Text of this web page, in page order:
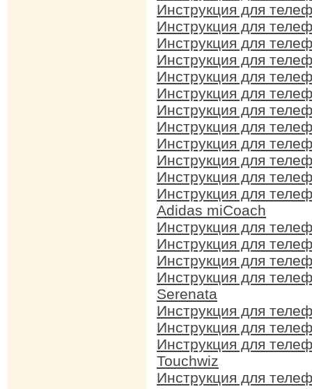
Инструкция для
Инструкция для
Инструкция для
Инструкция для
Инструкция для
Инструкция для
Инструкция для
Инструкция для
Инструкция для
Инструкция для
Инструкция для
Инструкция для
Adidas miCoach
Инструкция для
Инструкция для
Инструкция для
Инструкция для
Serenata
Инструкция для
Инструкция для
Инструкция для
Touchwiz
Инструкция для